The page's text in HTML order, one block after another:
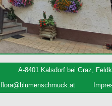
A-8401 Kalsdorf bei Graz,
flora@blumenschmuck.at